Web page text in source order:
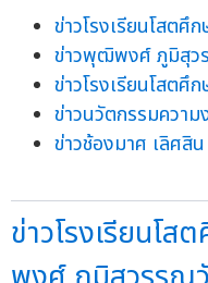
ข่าวโรงเรียนโสตศึ
ข่าวพุฒิพงศ์ ภูมิสุว
ข่าวโรงเรียนโสตศึก
ข่าวนวัตกรรมความ
ข่าวช้องมาศ เลิศสิน
ข่าวโรงเรียนโ